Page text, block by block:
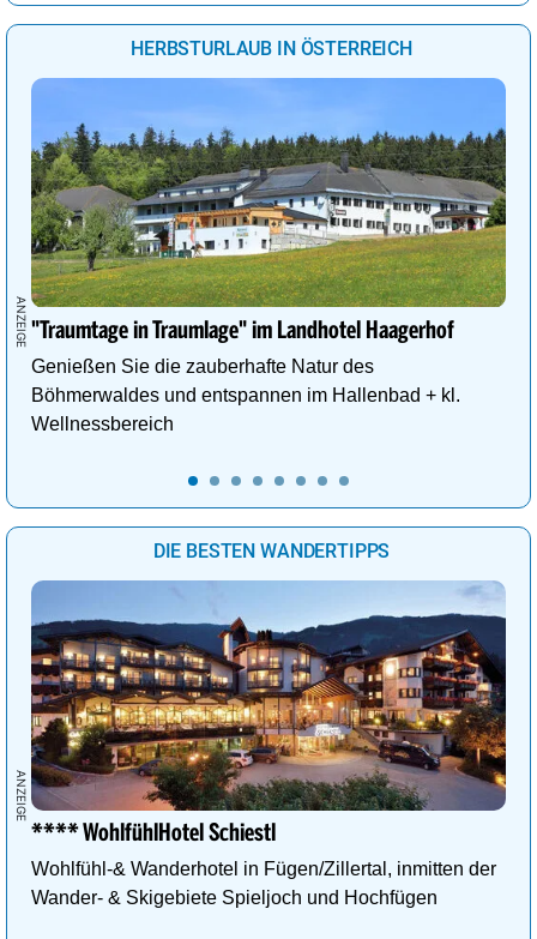
HERBSTURLAUB IN ÖSTERREICH
"Traumtage in Traumlage" im Landhotel Haagerhof
Genießen Sie die zauberhafte Natur des
Böhmerwaldes und entspannen im Hallenbad + kl.
Wellnessbereich
DIE BESTEN WANDERTIPPS
**** WohlfühlHotel Schiestl
Wohlfühl-& Wanderhotel in Fügen/Zillertal, inmitten der
Wander- & Skigebiete Spieljoch und Hochfügen